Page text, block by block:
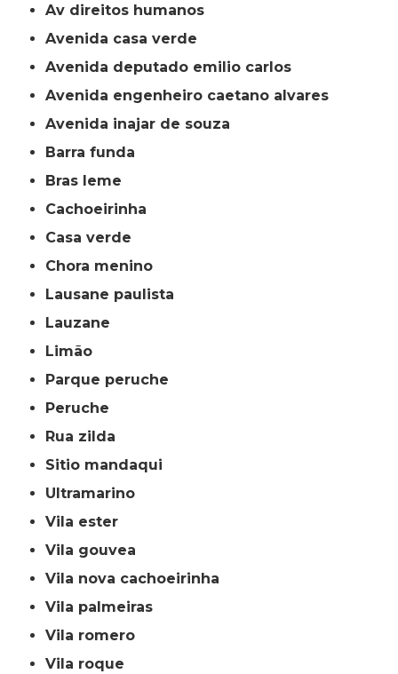
av direitos humanos
avenida casa verde
avenida deputado emilio carlos
avenida engenheiro caetano alvares
avenida inajar de souza
barra funda
bras leme
cachoeirinha
casa verde
chora menino
lausane paulista
lauzane
limão
parque peruche
peruche
rua zilda
sitio mandaqui
ultramarino
vila ester
vila gouvea
vila nova cachoeirinha
vila palmeiras
vila romero
vila roque